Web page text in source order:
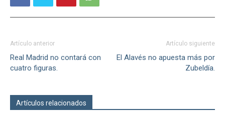
Artículo anterior
Real Madrid no contará con
cuatro figuras.
Artículo siguiente
El Alavés no apuesta más por
Zubeldía.
Artículos relacionados